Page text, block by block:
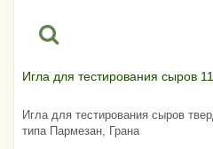
Игла для тестирования сыров
Игла для тестирования сыров
типа Пармезан, Грана